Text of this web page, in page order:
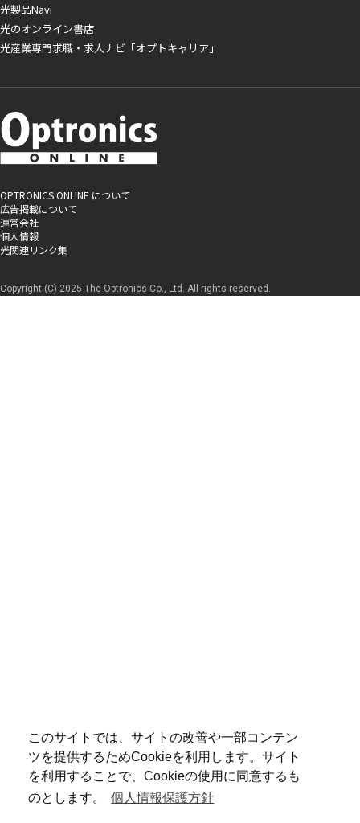
このサイトでは、サイトの改善や一部コンテン
ツを提供するためCookieを利用します。サイト
を利用することで、Cookieの使用に同意するも
のとします。
個人情報保護方針
光製品Navi
光のオンライン書店
光産業専門求職・求人ナビ「オプトキャリア」
OPTRONICS ONLINE について
広告掲載について
運営会社
個人情報
光関連リンク集
Copyright (C) 2025 The Optronics Co., Ltd. All rights reserved.